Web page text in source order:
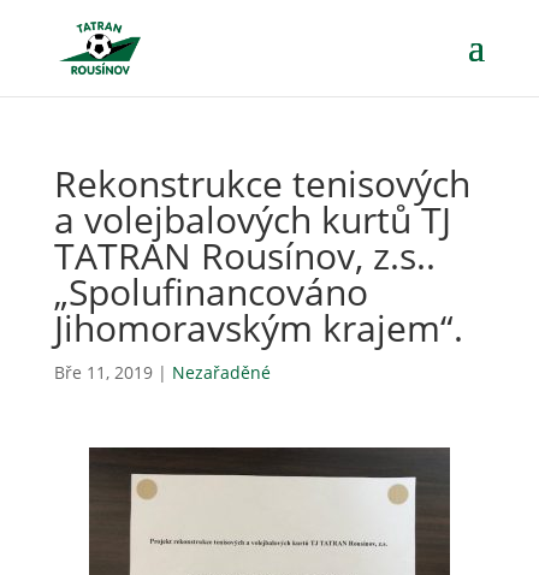
Rekonstrukce tenisových
a volejbalových kurtů TJ
TATRAN Rousínov, z.s..
„Spolufinancováno
Jihomoravským krajem“.
Bře 11, 2019| Nezařaděné